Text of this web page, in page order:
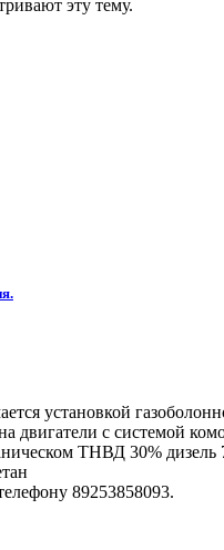
эту тему.
установкой
двигатели с системой
ТНВД 30% дизель
89253858093.